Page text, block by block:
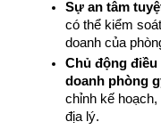
Sự an tâm
có thể kiểm
doanh của
Chủ động điều
doanh phòng
chỉnh kế
địa lý.